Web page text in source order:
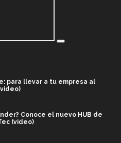
para llevar a tu empresa al
Conoce el nuevo HUB de
(video)